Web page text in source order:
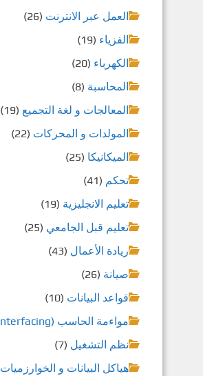
العمل عبر الانترنت (26)
الفزياء (19)
الكهرباء (20)
المحاسبة (8)
المعالجات و لغة التجميع (19)
المولدات و المحركات (22)
الميكانيكا (25)
تحكم (41)
تعليم الانجليزية (19)
تعليم قبل الجامعي (25)
ريادة الأعمال (43)
صيانة (26)
قواعد البيانات (10)
مواءمة الحاسب (PC Interfacing)
نظم التشغيل (7)
هياكل البيانات و الخوارزميات